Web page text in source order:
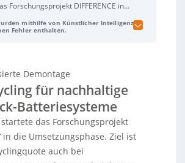
Forschungsprojekt DIFFERENCE in
von Cell-to-Pack-(C2P)-
Verklebungen und
die Demontage – und damit
sowie Second-Life-Nutzung. Das
zur EU-
die hohe Rückgewinnungsquoten
Lithium, Nickel, Kobalt und Kupfer
Demontagelösungen mit
mithilfe von Künstlicher Intelligenz
Fehler enthalten.
Demontage
für nachhaltige
Batteriesysteme
das Forschungsprojekt
in die Umsetzungsphase. Ziel ist
auch bei